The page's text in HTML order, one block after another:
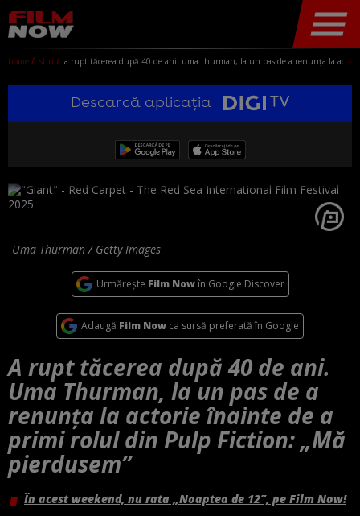
home stiri a rupt tăcerea după 40 de ani. uma thurman, la un pas de a renunța la actorie înainte de a primi rolul din pulp fiction: „mă pierdusem”
Descarcă aplicația
Uma Thurman / Getty Images
Urmărește Film Nowîn Google Discover
Adaugă Film Now ca sursă preferată în Google
A rupt tăcerea după 40 de ani.
Uma Thurman, la un pas de a
renunța la actorie înainte de a
primi rolul din Pulp Fiction: „Mă
pierdusem”
În acest weekend, nu rata „Noaptea de 12”, pe Film Now!